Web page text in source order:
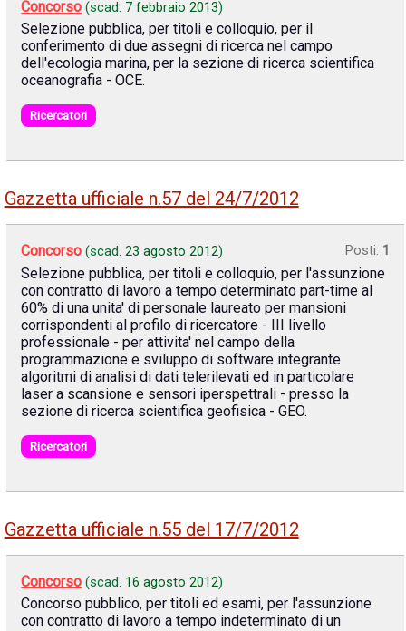
Concorso (scad. 7 febbraio 2013)
Selezione pubblica, per titoli e colloquio, per il
conferimento di due assegni di ricerca nel campo
dell'ecologia marina, per la sezione di ricerca scientifica
oceanografia - OCE.
Ricercatori
Gazzetta ufficiale n.57 del 24/7/2012
Concorso (scad.23 agosto 2012) Posti: 1
Selezione pubblica, per titoli e colloquio, per l'assunzione
con contratto di lavoro a tempo determinato part-time al
60% di una unita' di personale laureato per mansioni
corrispondenti al profilo di ricercatore - III livello
professionale - per attivita' nel campo della
programmazione e sviluppo di software integrante
algoritmi di analisi di dati telerilevati ed in particolare
laser a scansione e sensori iperspettrali - presso la
sezione di ricerca scientifica geofisica - GEO.
Ricercatori
Gazzetta ufficiale n.55 del 17/7/2012
Concorso (scad. 16 agosto 2012)
Concorso pubblico, per titoli ed esami, per l'assunzione
con contratto di lavoro a tempo indeterminato di un